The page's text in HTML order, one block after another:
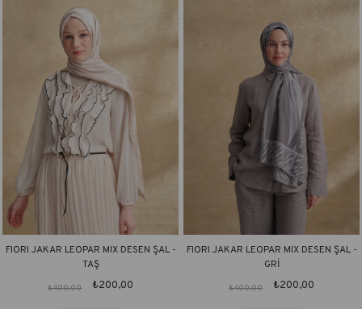
FIORI JAKAR LEOPAR MIX DESEN ŞAL -
TAŞ
₺200,00
₺400,00
FIORI JAKAR LEOPAR MIX DESEN ŞAL -
GRİ
₺200,00
₺400,00